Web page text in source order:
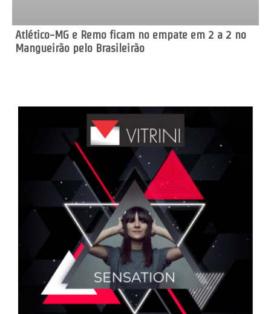
Atlético-MG e Remo ficam no empate em 2 a 2 no
Mangueirão pelo Brasileirão